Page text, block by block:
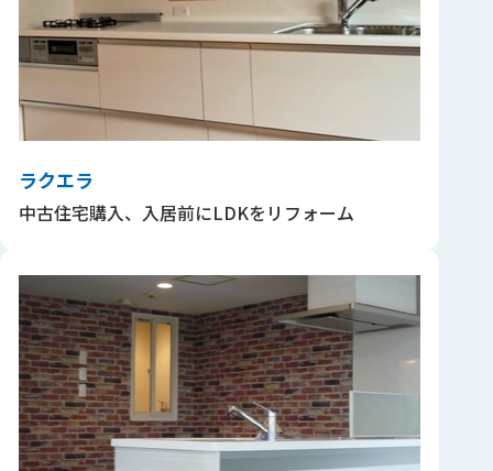
ラクエラ
中古住宅購入、入居前にLDKをリフォーム